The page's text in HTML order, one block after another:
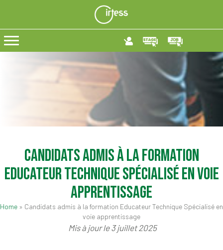
Candidats admis à la formation
Educateur Technique Spécialisé en voie
apprentissage
Home » Candidats admis à la formation Educateur Technique Spécialisé en
voie apprentissage
Mis à jour le 3 juillet 2025